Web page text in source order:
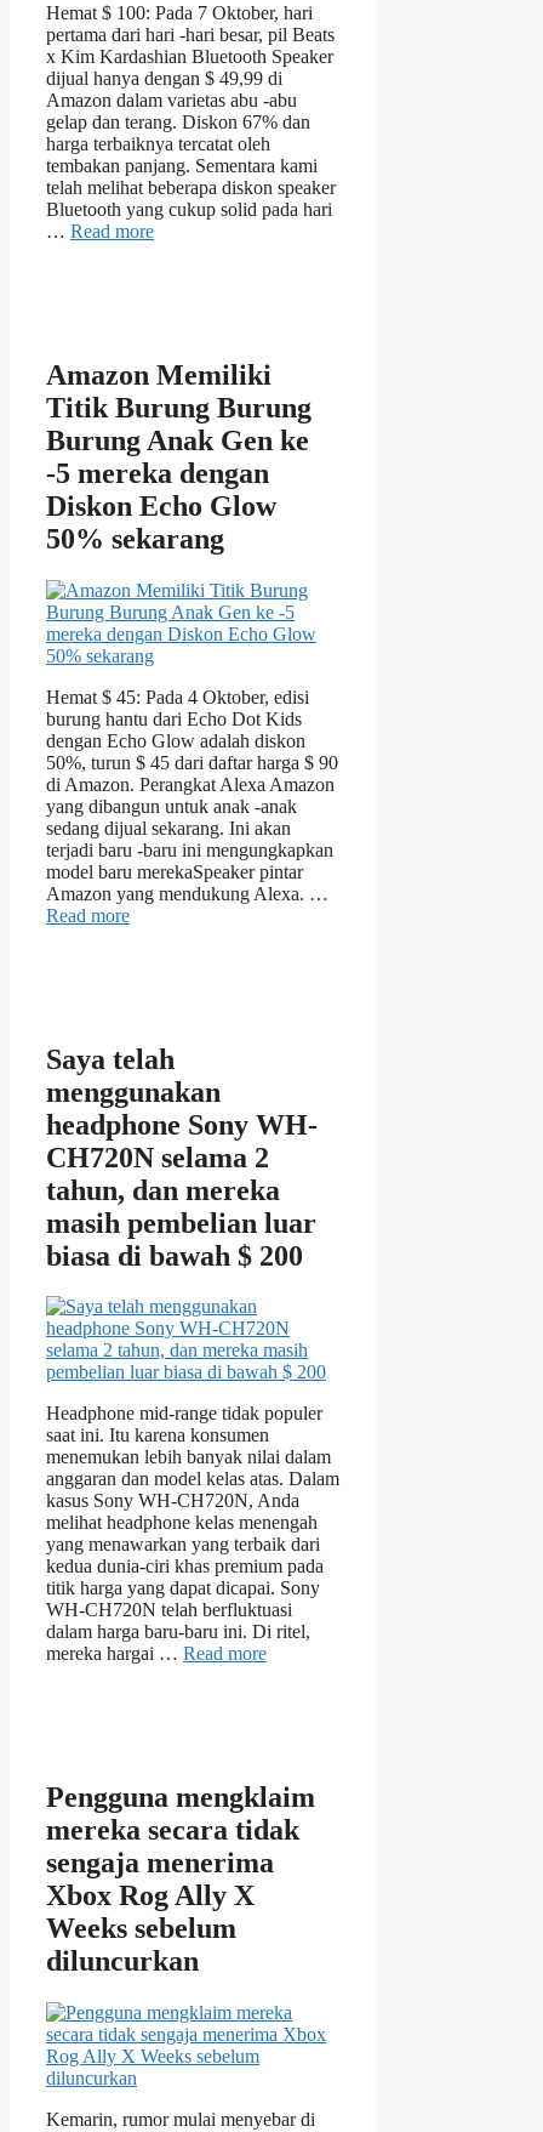
Hemat $ 100: Pada 7 Oktober, hari
pertama dari hari -hari besar, pil Beats
x Kim Kardashian Bluetooth Speaker
dijual hanya dengan $ 49,99 di
Amazon dalam varietas abu -abu
gelap dan terang. Diskon 67% dan
harga terbaiknya tercatat oleh
tembakan panjang. Sementara kami
telah melihat beberapa diskon speaker
Bluetooth yang cukup solid pada hari
… Read more
Amazon Memiliki
Titik Burung Burung
Burung Anak Gen ke
-5 mereka dengan
Diskon Echo Glow
50% sekarang
Hemat $ 45: Pada 4 Oktober, edisi
burung hantu dari Echo Dot Kids
dengan Echo Glow adalah diskon
50%, turun $ 45 dari daftar harga $ 90
di Amazon. Perangkat Alexa Amazon
yang dibangun untuk anak -anak
sedang dijual sekarang. Ini akan
terjadi baru -baru ini mengungkapkan
model baru merekaSpeaker pintar
Amazon yang mendukung Alexa. …
Read more
Saya telah
menggunakan
headphone Sony WH-
CH720N selama 2
tahun, dan mereka
masih pembelian luar
biasa di bawah $ 200
Headphone mid-range tidak populer
saat ini. Itu karena konsumen
menemukan lebih banyak nilai dalam
anggaran dan model kelas atas. Dalam
kasus Sony WH-CH720N, Anda
melihat headphone kelas menengah
yang menawarkan yang terbaik dari
kedua dunia-ciri khas premium pada
titik harga yang dapat dicapai. Sony
WH-CH720N telah berfluktuasi
dalam harga baru-baru ini. Di ritel,
mereka hargai … Read more
Pengguna mengklaim
mereka secara tidak
sengaja menerima
Xbox Rog Ally X
Weeks sebelum
diluncurkan
Kemarin, rumor mulai menyebar di